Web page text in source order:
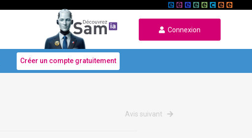
Connexion
Créer un compte gratuitement
Avis suivant